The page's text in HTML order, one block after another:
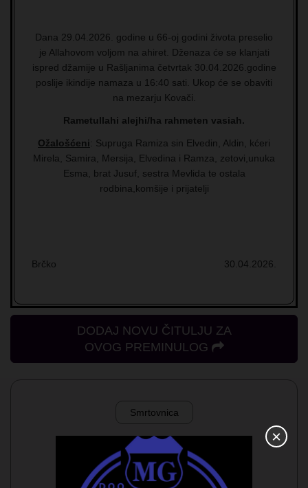
Dana 29.04.2026. godine u 66-oj godini života preselio
je Allahovom voljom na ahiret. Dženaza će se klanjati
ispred džamije u Rašljanima četvrtak 30.04.2026.godine
poslije ikindije namaza u 16:40 sati. Ukop će se obaviti
na mezarju Kovači.
Rametullahi alejhi/ha rahmeten vasiah.
Ožalošćeni: Supruga Ramiza sin Elvedin, Aldin, kćeri
Mirela, Samira, Mersija, Elvedina i Ramza, zetovi,unuka
Esma, brat Jusuf, sestra Mevlida te ostala
rodbina,komšije i prijatelji
Brčko 30.04.2026.
DODAJ NOVU ČITULJU ZA
OVOG PREMINULOG
Smrtovnica
×